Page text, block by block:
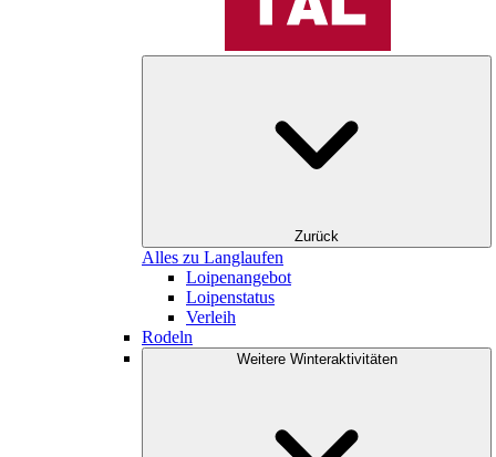
Zurück
Alles zu Langlaufen
Loipenangebot
Loipenstatus
Verleih
Rodeln
Weitere Winteraktivitäten